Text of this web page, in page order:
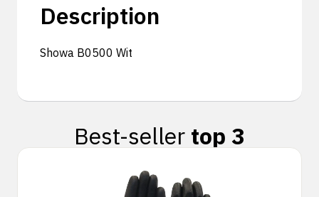
Description
Showa B0500 Wit
Best-seller top 3